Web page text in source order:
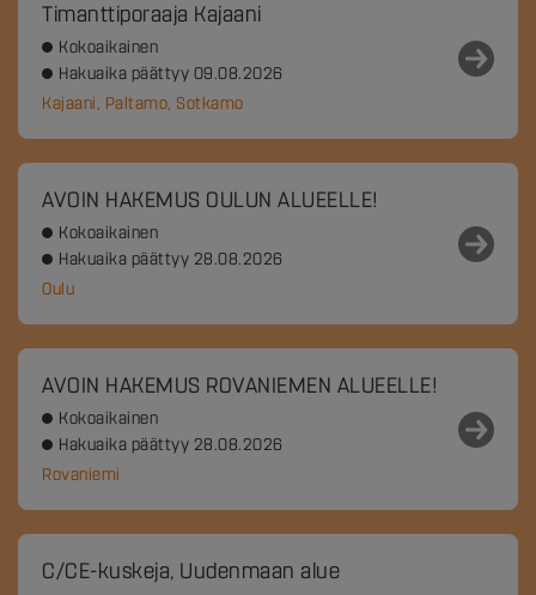
Timanttiporaaja Kajaani
Kokoaikainen
Hakuaika päättyy 09.08.2026
Kajaani, Paltamo, Sotkamo
AVOIN HAKEMUS OULUN ALUEELLE!
Kokoaikainen
Hakuaika päättyy 28.08.2026
Oulu
AVOIN HAKEMUS ROVANIEMEN ALUEELLE!
Kokoaikainen
Hakuaika päättyy 28.08.2026
Rovaniemi
C/CE-kuskeja, Uudenmaan alue